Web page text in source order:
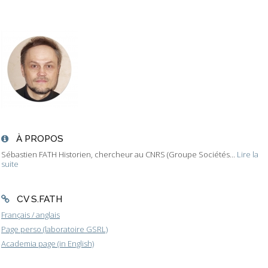
À PROPOS
Sébastien FATH Historien, chercheur au CNRS (Groupe Sociétés... Lire la
suite
CV S.FATH
Français / anglais
Page perso (laboratoire GSRL)
Academia page (in English)